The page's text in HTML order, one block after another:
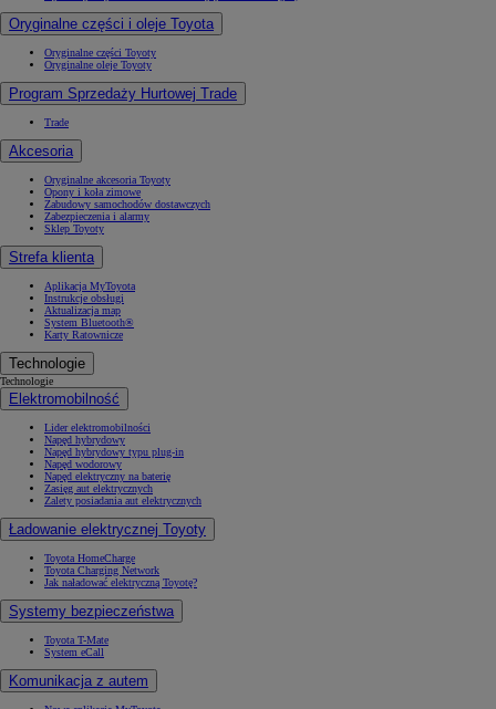
Oryginalne części i oleje Toyota
Oryginalne części Toyoty
Oryginalne oleje Toyoty
Program Sprzedaży Hurtowej Trade
Trade
Akcesoria
Oryginalne akcesoria Toyoty
Opony i koła zimowe
Zabudowy samochodów dostawczych
Zabezpieczenia i alarmy
Sklep Toyoty
Strefa klienta
Aplikacja MyToyota
Instrukcje obsługi
Aktualizacja map
System Bluetooth®
Karty Ratownicze
Technologie
Technologie
Elektromobilność
Lider elektromobilności
Napęd hybrydowy
Napęd hybrydowy typu plug-in
Napęd wodorowy
Napęd elektryczny na baterię
Zasięg aut elektrycznych
Zalety posiadania aut elektrycznych
Ładowanie elektrycznej Toyoty
Toyota HomeCharge
Toyota Charging Network
Jak naładować elektryczną Toyotę?
Systemy bezpieczeństwa
Toyota T-Mate
System eCall
Komunikacja z autem